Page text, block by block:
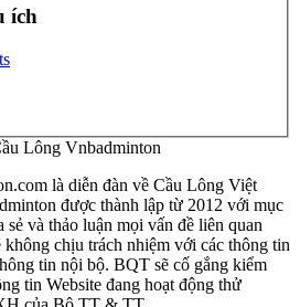
ích
Lông Vnbadminton
là diễn đàn về Cầu Lông Việt
được thành lập từ 2012 với mục
và thảo luận mọi vấn đề liên quan
chịu trách nhiệm với các thông tin
tin nội bộ. BQT sẽ cố gắng kiểm
tin Website đang hoạt động thử